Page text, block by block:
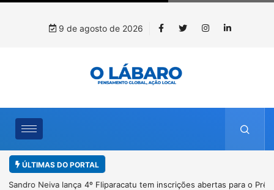
9 de agosto de 2026
ÚLTIMAS DO PORTAL
4º Fliparacatu tem inscrições abertas para o Prêmio de Redação e